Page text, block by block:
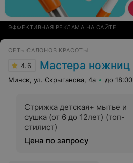
ЭФФЕКТИВНАЯ РЕКЛАМА НА САЙТЕ
СЕТЬ САЛОНОВ КРАСОТЫ
4.6 Мастера ножниц
Минск, ул. Скрыганова, 4а до 18:00
Стрижка детская+ мытье и
сушка (от 6 до 12лет) (топ-
стилист)
Цена по запросу